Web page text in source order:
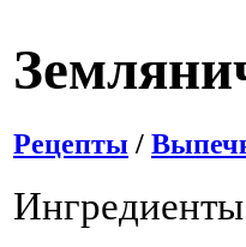
Рецепты /
Ингредиенты